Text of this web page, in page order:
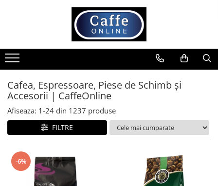
Cafea
Cafea Boabe
Capsule Cafea
Cafea Macinata
Cafea Instant
Espressoare
Aparate Automate
Aparate capsule
Aparate clasice
Cafea, Espressoare, Piese de Schimb și
Accesorii | CaffeOnline
Afiseaza: 1-24 din 1237 produse
FILTRE
-6%